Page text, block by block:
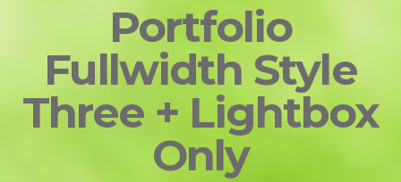
Portfolio
Fullwidth Style
Three + Lightbox
Only